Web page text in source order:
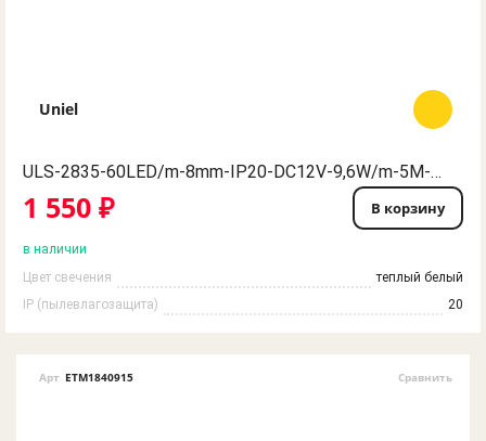
Uniel
ULS-2835-60LED/m-8mm-IP20-DC12V-9,6W/m-5M-WW Гибкая светодиодная лента UNIEL на самоклеящейся основе. Упаковка - катушка 5 м. в герметичной упаковке. IP20. Угол излучения 120. Теплый белый.
1 550 ₽ В корзину
в наличии
Цвет свечения
теплый белый
IP (пылевлагозащита)
20
Арт ETM1840915 Сравнить